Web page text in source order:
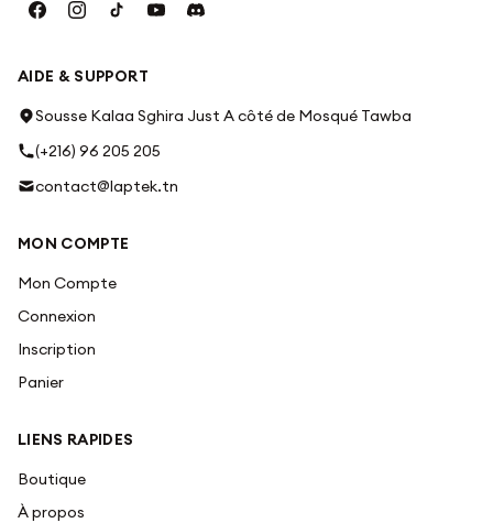
AIDE & SUPPORT
Sousse Kalaa Sghira Just A côté de Mosqué Tawba
(+216) 96 205 205
contact@laptek.tn
MON COMPTE
Mon Compte
Connexion
Inscription
Panier
LIENS RAPIDES
Boutique
À propos